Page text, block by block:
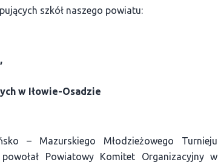
szkół naszego powiatu:
w Iłowie-Osadzie
– Mazurskiego Młodzieżowego Turnieju
Powiatowy Komitet Organizacyjny w